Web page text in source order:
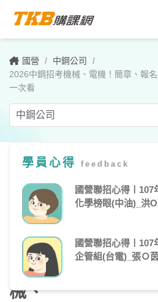
國營 / 中鋼公司
/
2026中鋼招考機械、電機！簡章、報
一次看
2026
中
鋼
機
械、
學員心得 feedback
國營聯招心得〡107
化學榜眼(中油)_洪
國營聯招心得〡107
企管組(台電)_張Ｏ